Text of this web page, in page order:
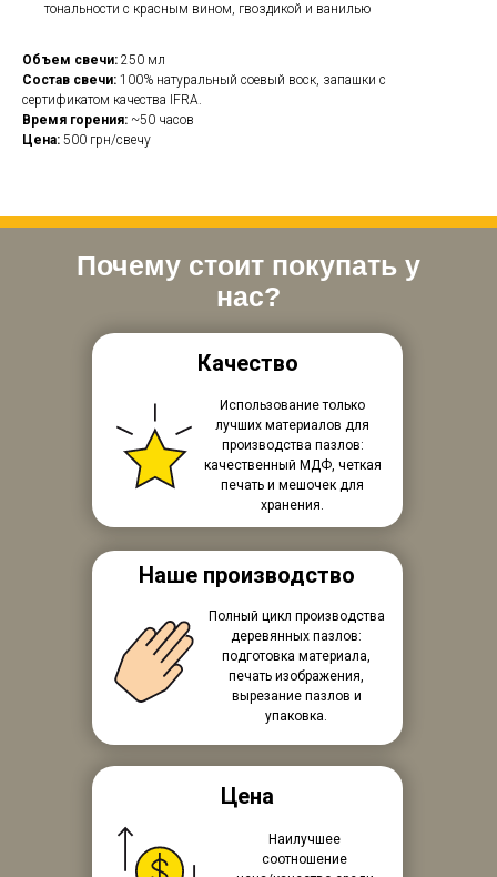
тональности с красным вином, гвоздикой и ванилью
Объем свечи: 250 мл
Состав свечи: 100% натуральный соевый воск, запашки с
сертификатом качества IFRA.
Время горения: ~50 часов
Цена: 500 грн/свечу
Почему стоит покупать у
нас?
Использование только
лучших материалов для
производства пазлов:
качественный МДФ, четкая
печать и мешочек для
хранения.
Наилучшее
соотношение
Полный цикл производства
деревянных пазлов:
подготовка материала,
печать изображения,
вырезание пазлов и
упаковка.
Качество
Цена
Наше производство